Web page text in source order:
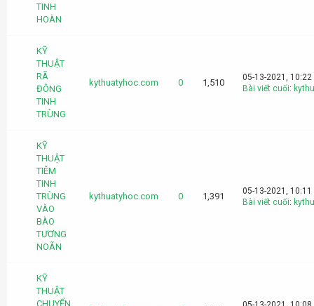
TINH
HOÀN
KỸ
THUẬT
RÃ
ĐÔNG
TINH
TRÙNG
kythuatyhoc.com 0 1,510
05-13-2021, 10:22
Bài viết cuối:
KỸ
THUẬT
TIÊM
TINH
TRÙNG
VÀO
BÀO
TƯƠNG
NOÃN
kythuatyhoc.com 0 1,391
05-13-2021, 10:11
Bài viết cuối:
KỸ
THUẬT
CHUYỂN